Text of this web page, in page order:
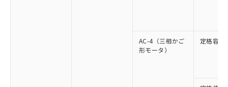
AC-4（三相かご
形モータ）
定格容量